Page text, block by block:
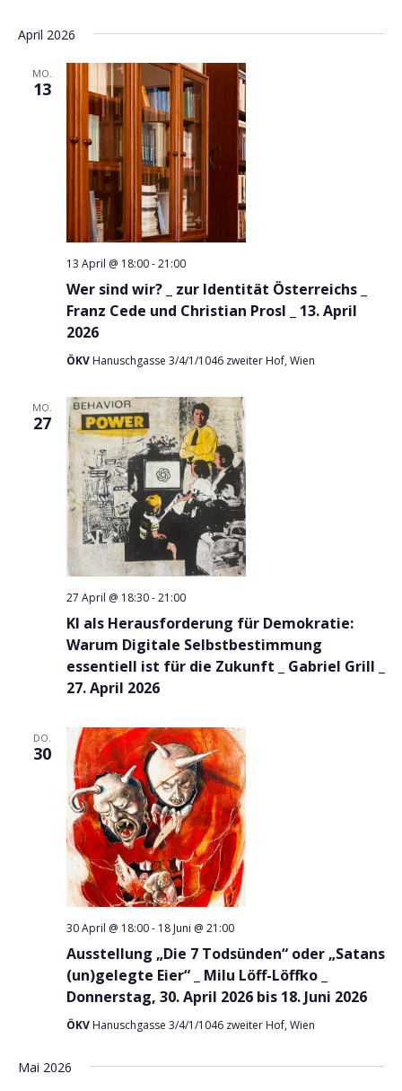
April 2026
MO.
13
Wer sind wir? _ zur Identität Österreichs _
Franz Cede und Christian Prosl _ 13. April
2026
13 April @ 18:00-21:00
ÖKV Hanuschgasse 3/4/1/1046 zweiter Hof, Wien
MO.
27
KI als Herausforderung für Demokratie:
Warum Digitale Selbstbestimmung
essentiell ist für die Zukunft _ Gabriel Grill _
27. April 2026
27 April @ 18:30-21:00
DO.
30
Ausstellung „Die 7 Todsünden“ oder „Satans
(un)gelegte Eier“ _ Milu Löff-Löffko _
Donnerstag, 30. April 2026 bis 18. Juni 2026
30 April @ 18:00- 18 Juni @ 21:00
ÖKV Hanuschgasse 3/4/1/1046 zweiter Hof, Wien
Mai 2026